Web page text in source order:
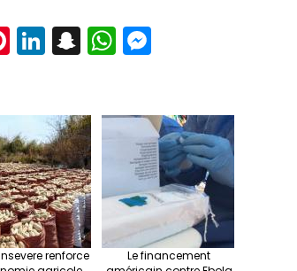
Pi
nt
es
t
Li
n
dI
n
S
n
pc
h
at
W
h
sA
p
p
n
ge
r
renforce
Le financement